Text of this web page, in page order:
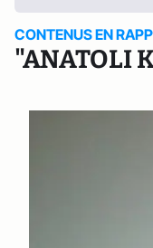
CONTENUS EN
"ANATOLI